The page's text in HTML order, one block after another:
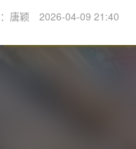
唐颖 2026-04-09 21:40